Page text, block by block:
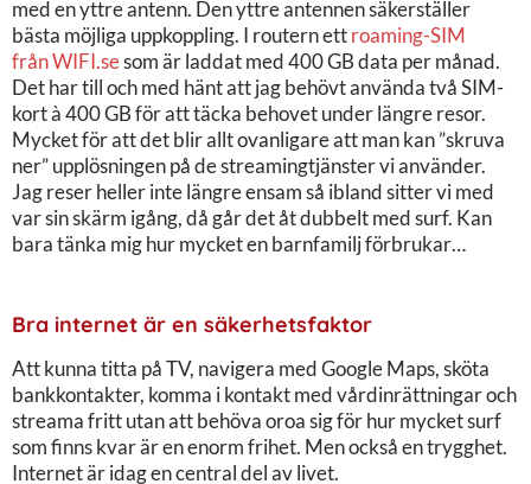
med en yttre antenn. Den yttre antennen säkerställer
bästa möjliga uppkoppling. I routern ettroaming-SIM
från WIFI.sesom är laddat med 400 GB data per månad.
Det har till och med hänt att jag behövt använda två SIM-
kort à 400 GB för att täcka behovet under längre resor.
Mycket för att det blir allt ovanligare att man kan ”skruva
ner” upplösningen på de streamingtjänster vi använder.
Jag reser heller inte längre ensam så ibland sitter vi med
var sin skärm igång, då går det åt dubbelt med surf. Kan
bara tänka mig hur mycket en barnfamilj förbrukar…
Bra internet är en säkerhetsfaktor
Att kunna titta på TV, navigera med Google Maps, sköta
bankkontakter, komma i kontakt med vårdinrättningar och
streama fritt utan att behöva oroa sig för hur mycket surf
som finns kvar är en enorm frihet. Men också en trygghet.
Internet är idag en central del av livet.